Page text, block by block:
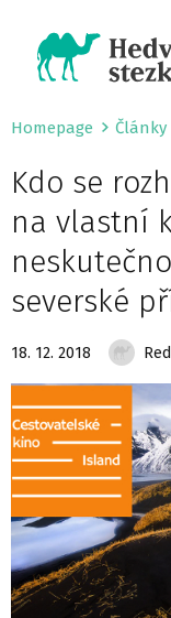
Homepage Články
Kdo se
na vlastní
severské
18. 12. 2018